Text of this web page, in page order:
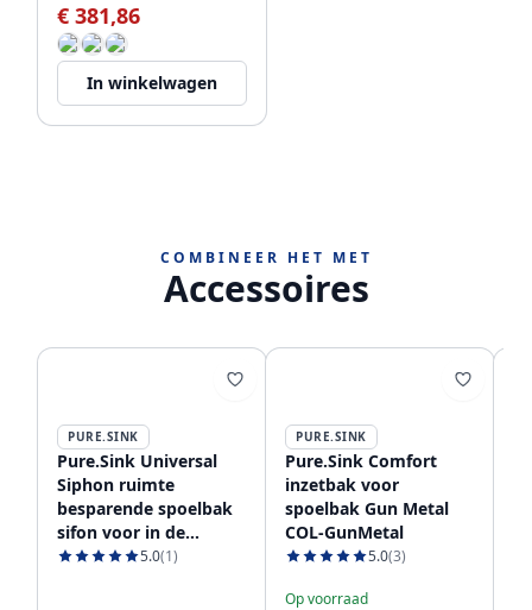
€ 381,86
In winkelwagen
COMBINEER HET MET
Accessoires
PURE.SINK
Pure.Sink Universal
Siphon ruimte
besparende spoelbak
sifon voor in de
keuken met 2
5.0(1)
PURE.SINK
Pure.Sink Comfort
inzetbak voor
spoelbak Gun Metal
COL-GunMetal
5.0(3)
Op voorraad